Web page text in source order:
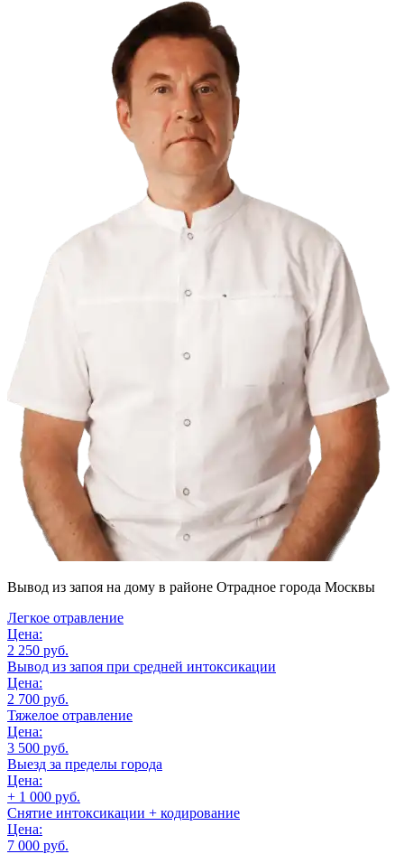
Вывод из запоя на дому в районе Отрадное города Москвы
Легкое отравление
Цена:
2 250 руб.
Вывод из запоя при средней интоксикации
Цена:
2 700 руб.
Тяжелое отравление
Цена:
3 500 руб.
Выезд за пределы города
Цена:
+ 1 000 руб.
Снятие интоксикации + кодирование
Цена:
7 000 руб.